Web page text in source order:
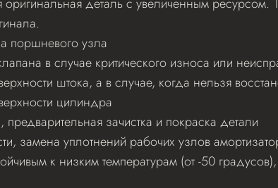
поршневого узла
в случае критического износа или
штока, а в случае, когда нельзя
цилиндра
зачистка и покраска детали
замена уплотнений рабочих узлов
к низким температурам (от -50